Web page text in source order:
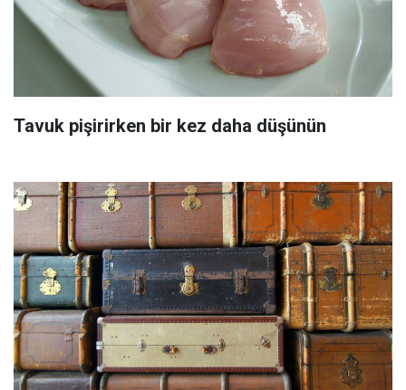
Tavuk pişirirken bir kez daha düşünün